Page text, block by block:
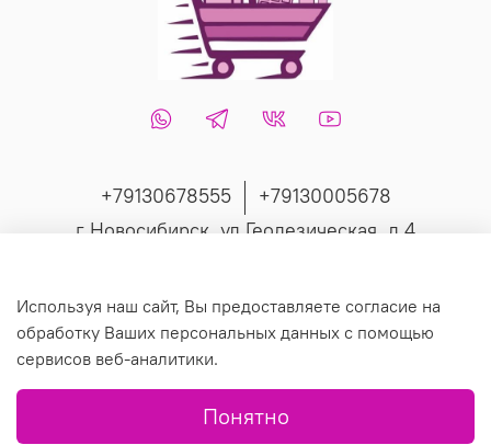
+79130678555
+79130005678
г Новосибирск, ул Геодезическая, д 4
© 2019 Любое использование контента без письменного
разрешения запрещено.
Используя наш сайт, Вы предоставляете согласие на
обработку Ваших персональных данных с помощью
сервисов веб-аналитики.
Понятно